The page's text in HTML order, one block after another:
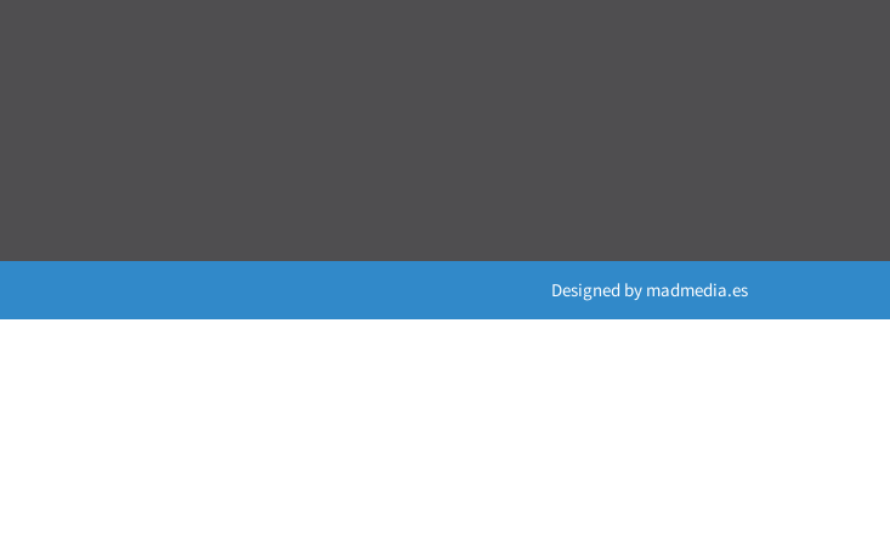
Designed by madmedia.es